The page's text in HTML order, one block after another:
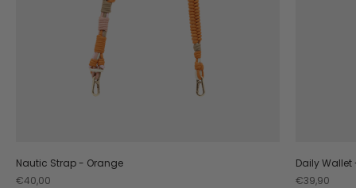
Nautic Strap - Orange
Angebot
€40,00
Daily Wallet
Angebot
€39,90